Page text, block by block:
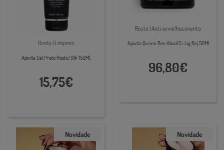
Rosto | Limpeza
Apivita Gel Preto Rosto/Olh 150Ml,
15,75€
Rosto | Anti-envelhecimento
Apivita Queen Bee Absol Cr Lig Rej 50Ml
96,80€
Novidade Novidade